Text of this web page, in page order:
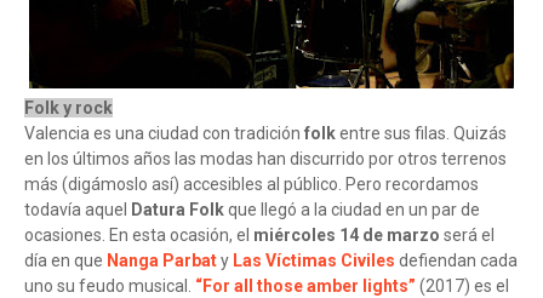
Folk y rock
Valencia es una ciudad con tradición folkentre sus filas. Quizás
en los últimos años las modas han discurrido por otros terrenos
más (digámoslo así) accesibles al público. Pero recordamos
todavía aquel
Datura Folkque llegó a la ciudad en un par de
ocasiones. En esta ocasión, el miércoles 14 de marzo será el
día en que Nanga Parbaty Las Víctimas Civiles defiendan cada
uno su feudo musical. “For all those amber lights” (2017) es el